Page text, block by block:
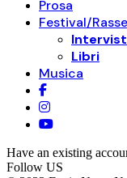
Prosa
Festival/
Libri
Musica
Have an existing
Follow US